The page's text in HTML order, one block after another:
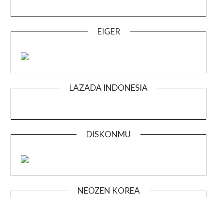
EIGER
LAZADA INDONESIA
DISKONMU
NEOZEN KOREA